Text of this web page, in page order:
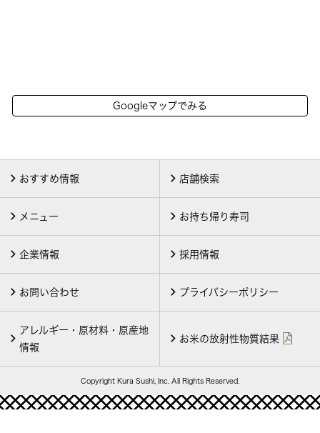
Googleマップでみる
おすすめ情報 店舗検索
メニュー お持ち帰り寿司
企業情報 採用情報
お問い合わせ プライバシーポリシー
アレルギー・原材料・原産地
情報
お米の放射性物質結果
Copyright Kura Sushi, Inc. All Rights Reserved.